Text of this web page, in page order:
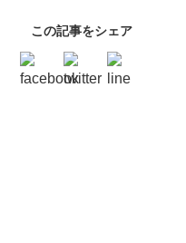
この記事をシェア